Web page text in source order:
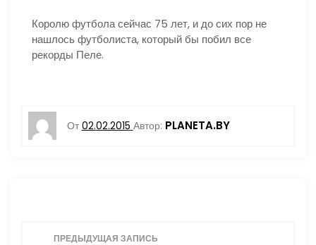
Королю футбола сейчас 75 лет, и до сих пор не
нашлось футболиста, который бы побил все
рекорды Пеле.
От 02.02.2015 Автор: PLANETA.BY
ПРЕДЫДУЩАЯ ЗАПИСЬ